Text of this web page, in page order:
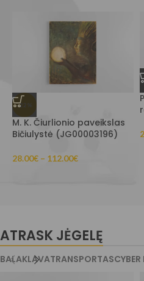
-22%
M. K. Čiurlionio paveikslas
Bičiulystė (JG00003196)
28.00€ – 112.00€
ATRASK JĖGELĘ
BALAKLAVATRANSPORTAS